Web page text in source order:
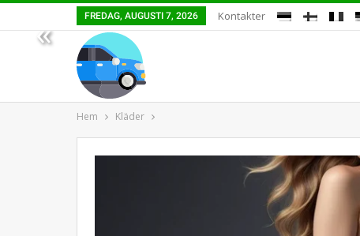
« FREDAG, AUGUSTI 7, 2026 Kontakter
Hem Kläder